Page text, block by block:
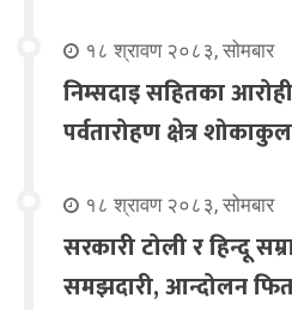
१८ श्रावण २०८३, सोमबार
निम्सदाइ सहितका
पर्वतारोहण क्षेत्र शोकाकुल
१८ श्रावण २०८३, सोमबार
सरकारी टोली र हिन्दू
समझदारी, आन्दोलन